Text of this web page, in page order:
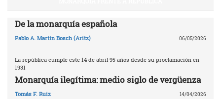
De la monarquía española
Pablo A. Martin Bosch (Aritz) 06/05/2026
La república cumple este 14 de abril 95 años desde su proclamación en
1931
Monarquía ilegítima: medio siglo de vergüenza
Tomás F. Ruiz 14/04/2026